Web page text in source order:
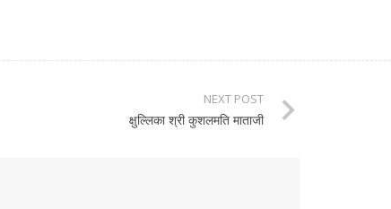
NEXT POST
क्षुल्लिका श्री कुशलमति माताजी